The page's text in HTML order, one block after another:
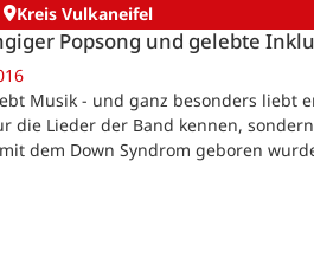
Kreis Vulkaneifel
Popsong und gelebte
Musik - und ganz besonders liebt
die Lieder der Band kennen,
dem Down Syndrom geboren